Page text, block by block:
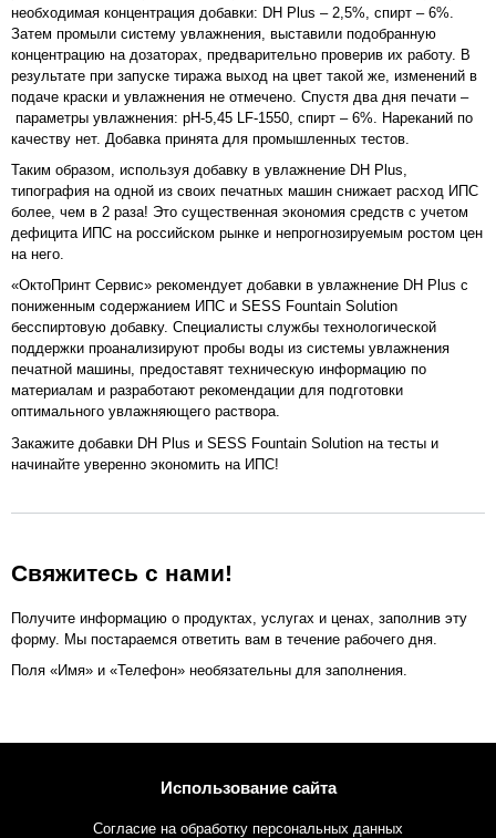
необходимая концентрация добавки: DH Plus – 2,5%, спирт – 6%.
Затем промыли систему увлажнения, выставили подобранную
концентрацию на дозаторах, предварительно проверив их работу. В
результате при запуске тиража выход на цвет такой же, изменений в
подаче краски и увлажнения не отмечено. Спустя два дня печати –
параметры увлажнения: рН-5,45 LF-1550, спирт – 6%. Нареканий по
качеству нет. Добавка принята для промышленных тестов.
Таким образом, используя добавку в увлажнение DH Plus,
типография на одной из своих печатных машин снижает расход ИПС
более, чем в 2 раза! Это существенная экономия средств с учетом
дефицита ИПС на российском рынке и непрогнозируемым ростом цен
на него.
«ОктоПринт Сервис» рекомендует добавки в увлажнение DH Plus с
пониженным содержанием ИПС и SESS Fountain Solution
бесспиртовую добавку. Специалисты службы технологической
поддержки проанализируют пробы воды из системы увлажнения
печатной машины, предоставят техническую информацию по
материалам и разработают рекомендации для подготовки
оптимального увлажняющего раствора.
Закажите добавки DH Plus и SESS Fountain Solution на тесты и
начинайте уверенно экономить на ИПС!
Свяжитесь с нами!
Получите информацию о продуктах, услугах и ценах, заполнив эту
форму. Мы постараемся ответить вам в течение рабочего дня.
Поля «Имя» и «Телефон» необязательны для заполнения.
Использование сайта
Согласие на обработку персональных данных